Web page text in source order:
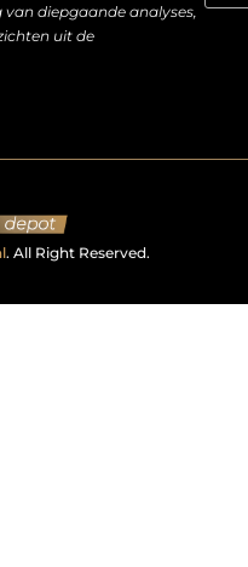
diepgaande analyses,
uit de
. All Right Reserved.